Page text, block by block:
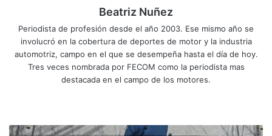
Beatriz Nuñez
Periodista de profesión desde el año 2003. Ese mismo año se
involucró en la cobertura de deportes de motor y la industria
automotriz, campo en el que se desempeña hasta el día de hoy.
Tres veces nombrada por FECOM como la periodista mas
destacada en el campo de los motores.
Este